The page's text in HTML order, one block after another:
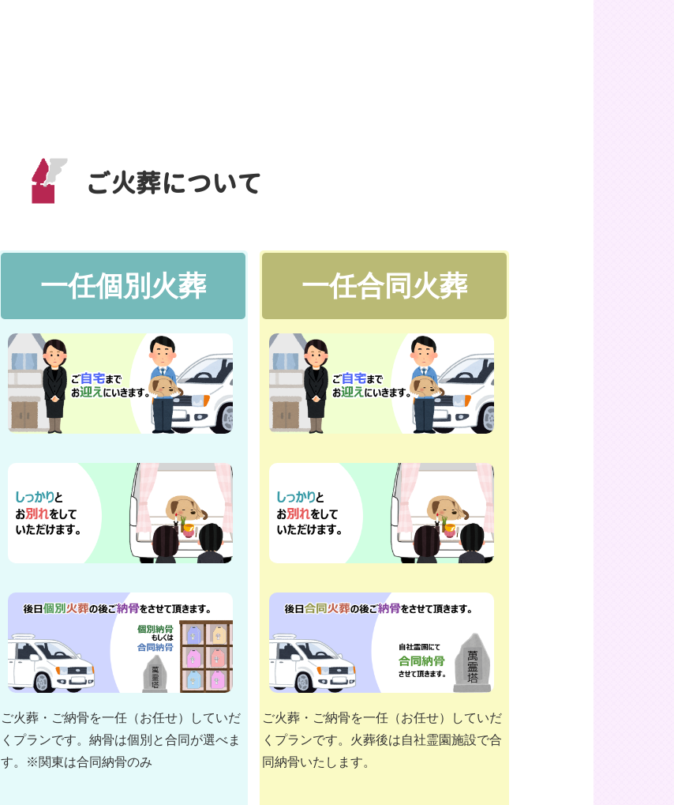
ご火葬について
一任個別火葬
ご火葬・ご納骨を一任（お任せ）していだ
くプランです。納骨は個別と合同が選べま
す。※関東は合同納骨のみ
一任合同火葬
ご火葬・ご納骨を一任（お任せ）していだ
くプランです。火葬後は自社霊園施設で合
同納骨いたします。